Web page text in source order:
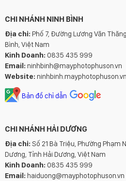
CHI NHÁNH NINH BÌNH
Địa chỉ: Phố 7, Đường Lương Văn
Bình, Việt Nam
Kinh Doanh: 0835 435 999
Email: ninhbinh@mayphotophuson.vn
Website: ninhbinh.mayphotophuson.vn
Bản đồ chỉ dẫn
CHI NHÁNH HẢI DƯƠNG
Địa chỉ: Số 21 Bà Triệu, Phường Phạm
Dương, Tỉnh Hải Dương, Việt Nam
Kinh Doanh: 0835 435 999
Email: haiduong@mayphotophuson.vn